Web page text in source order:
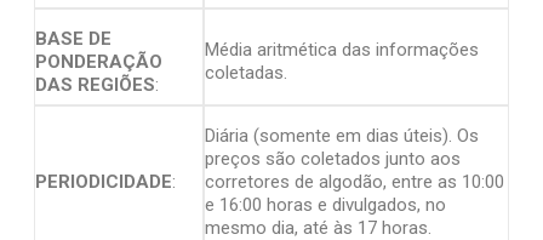
BASE DE
PONDERAÇÃO
DAS REGIÕES:
Média aritmética das informações
coletadas.
PERIODICIDADE:
Diária (somente em dias úteis). Os
preços são coletados junto aos
corretores de algodão, entre as 10:00
e 16:00 horas e divulgados, no
mesmo dia, até às 17 horas.